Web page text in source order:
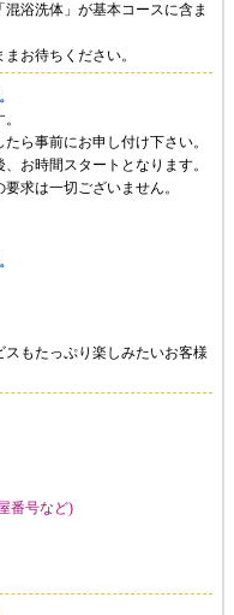
浴洗体」が基本コースに含ま
お待ちください。
ら事前にお申し付け下さい。
お時間スタートとなります。
求は一切ございません。
もたっぷり楽しみたいお客様
番号など)